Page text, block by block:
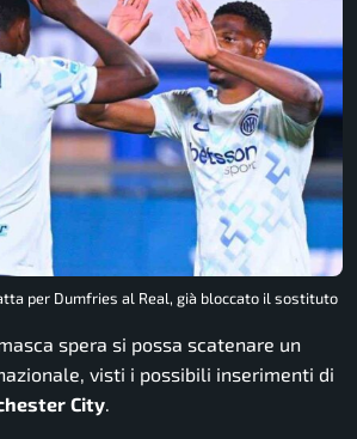
per Dumfries al Real, già bloccato il sostituto
spera si possa scatenare un
visti i possibili inserimenti di
City